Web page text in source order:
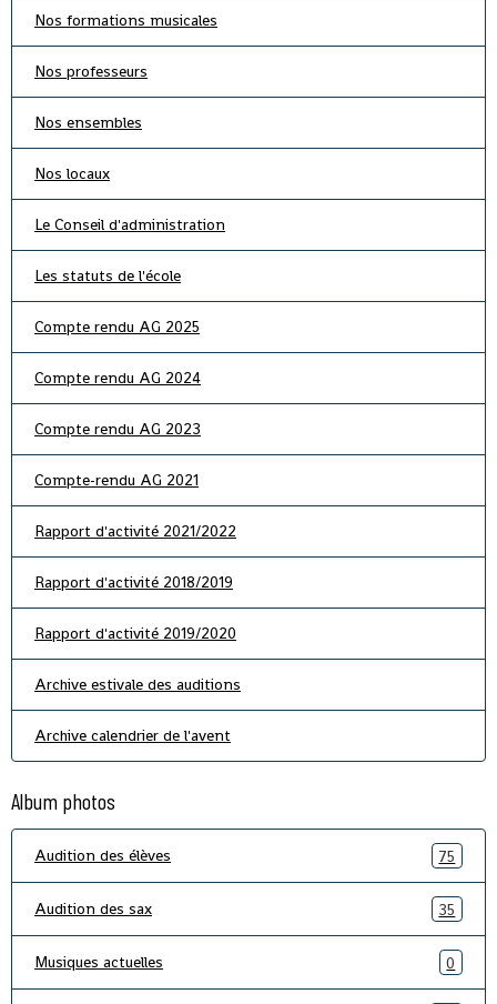
Nos formations musicales
Nos professeurs
Nos ensembles
Nos locaux
Le Conseil d'administration
Les statuts de l'école
Compte rendu AG 2025
Compte rendu AG 2024
Compte rendu AG 2023
Compte-rendu AG 2021
Rapport d'activité 2021/2022
Rapport d'activité 2018/2019
Rapport d'activité 2019/2020
Archive estivale des auditions
Archive calendrier de l'avent
Album photos
Audition des élèves 75
Audition des sax 35
Musiques actuelles 0